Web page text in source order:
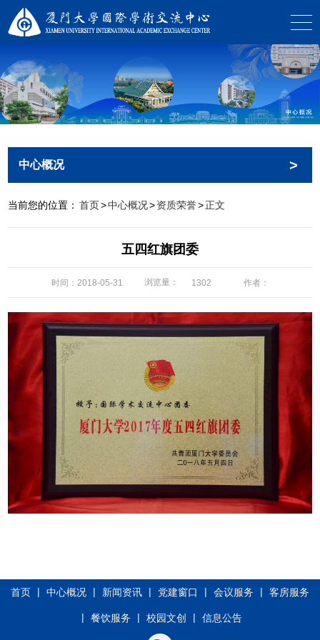
中心概况 >
当前您的位置： 首页>中心概况>资质荣誉>正文
五四红旗团委
时间：2018-05-31 浏览量： 1302 作者：
首页 | 中心概况 | 新闻资讯 | 党建窗口 | 会议服务 | 客房服务
| 餐饮服务 | 校园文创 | 信息公告